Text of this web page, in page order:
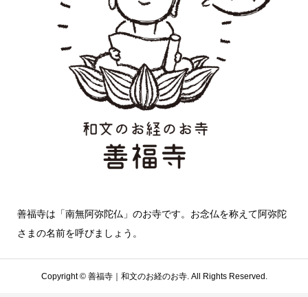
善福寺は「南無阿弥陀仏」のお寺です。お念仏を称えて阿弥陀
さまの名前を呼びましょう。
Copyright ©善福寺｜和文のお経のお寺. All Rights Reserved.